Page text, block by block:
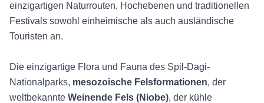
einzigartigen Naturrouten, Hochebenen und traditionellen
Festivals sowohl einheimische als auch ausländische
Touristen an.
Die einzigartige Flora und Fauna des Spil-Dagi-
Nationalparks, mesozoische Felsformationen, der
weltbekannte Weinende Fels (Niobe), der kühle